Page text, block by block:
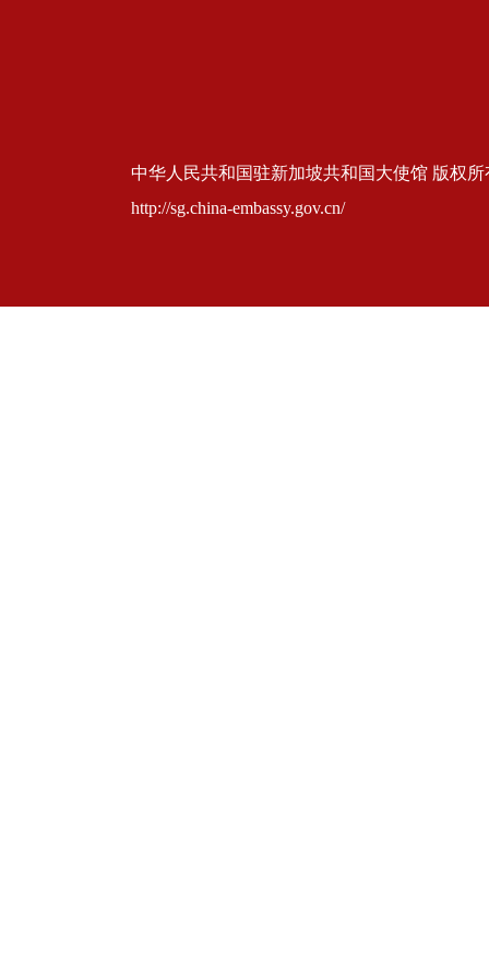
中华人民共和国驻新加坡共和国大使馆 版权所
http://sg.china-embassy.gov.cn/